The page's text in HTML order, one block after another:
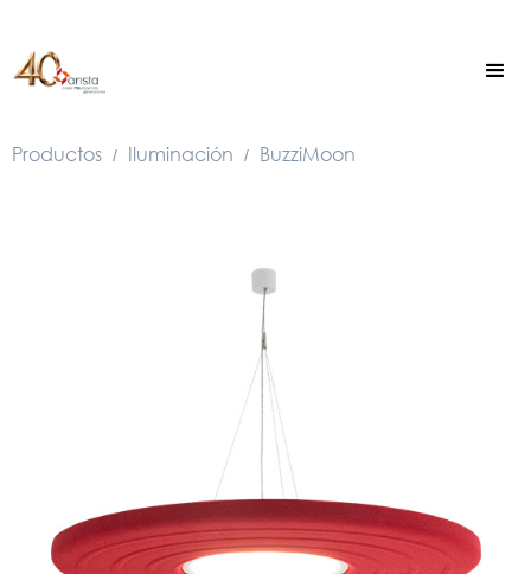
Productos / Iluminación / BuzziMoon